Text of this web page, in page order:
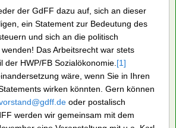
nicht mehr abdecken könnten.
Fakultätsrat haben sich mit deutlichen
sofortige Wiederbesetzung
hat eine Kampagne gestartet, um die
Arbeitsrechtswissenschaft
Bildung und Wissenschaft zu
zu schaffen und gegenüber
und Wissenschaftsbehörde für eine